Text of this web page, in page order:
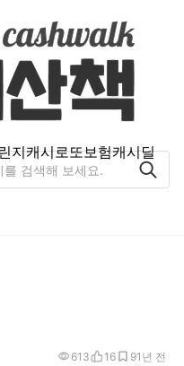
지캐시로또보험캐시딜
1년 전
613 16 9